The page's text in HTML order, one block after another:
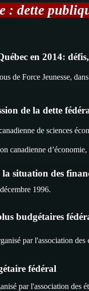
: dette
en 2014:
de Force Jeunesse,
de la dette
de sciences
canadienne
situation des
1996.
budgétaires
par l'association des
fédéral
par l'association des